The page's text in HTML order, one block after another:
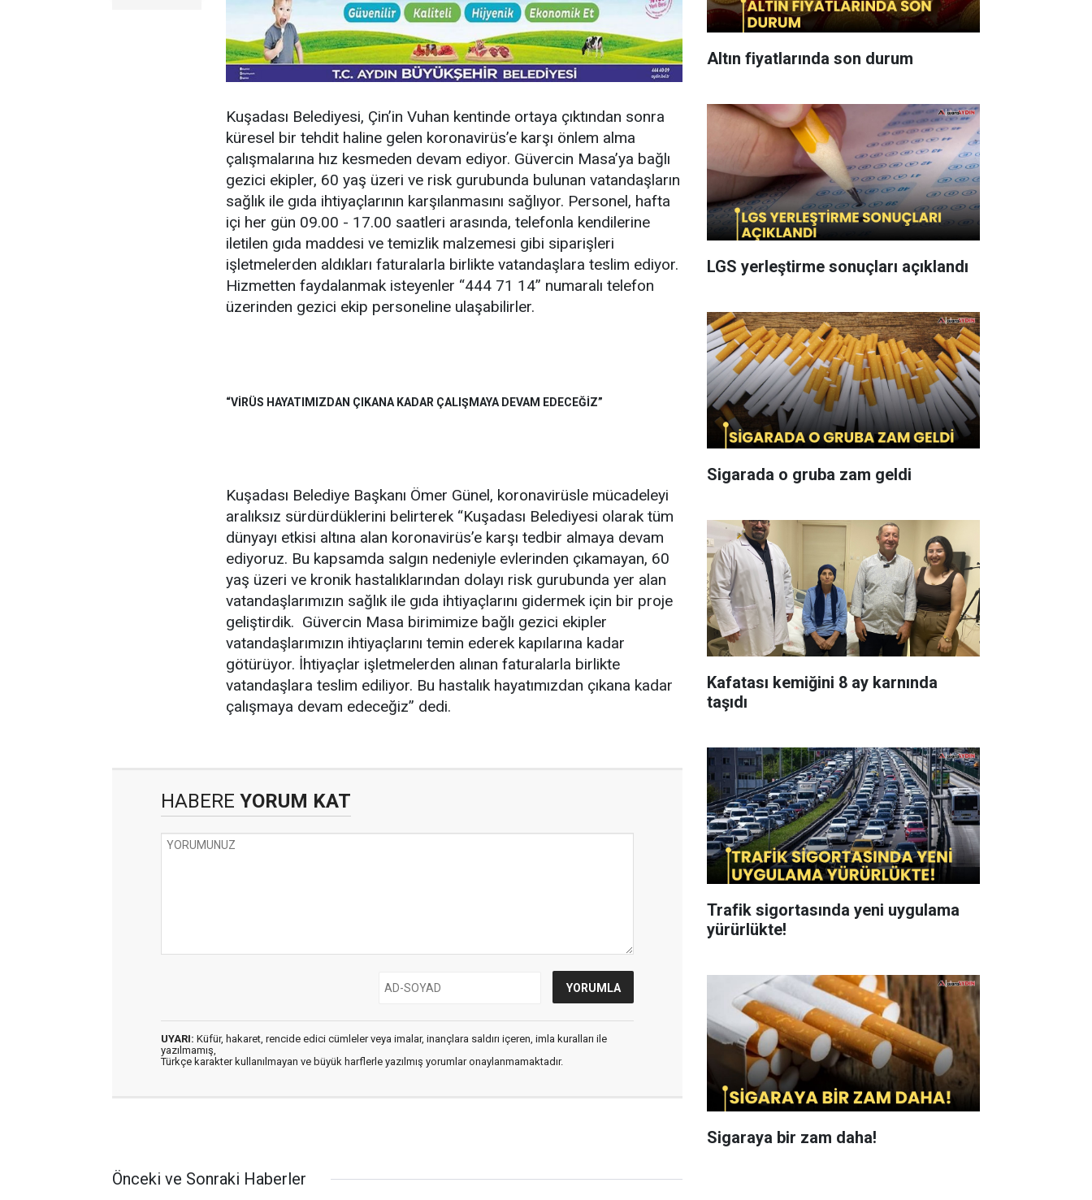
Kuşadası Belediyesi, Çin’in Vuhan kentinde ortaya çıktından sonra
küresel bir tehdit haline gelen koronavirüs’e karşı önlem alma
çalışmalarına hız kesmeden devam ediyor. Güvercin Masa’ya bağlı
gezici ekipler, 60 yaş üzeri ve risk gurubunda bulunan vatandaşların
sağlık ile gıda ihtiyaçlarının karşılanmasını sağlıyor. Personel, hafta
içi her gün 09.00 - 17.00 saatleri arasında, telefonla kendilerine
iletilen gıda maddesi ve temizlik malzemesi gibi siparişleri
işletmelerden aldıkları faturalarla birlikte vatandaşlara teslim ediyor.
Hizmetten faydalanmak isteyenler “444 71 14” numaralı telefon
üzerinden gezici ekip personeline ulaşabilirler.
“VİRÜS HAYATIMIZDAN ÇIKANA KADAR ÇALIŞMAYA DEVAM EDECEĞİZ”
Kuşadası Belediye Başkanı Ömer Günel, koronavirüsle mücadeleyi
aralıksız sürdürdüklerini belirterek “Kuşadası Belediyesi olarak tüm
dünyayı etkisi altına alan koronavirüs’e karşı tedbir almaya devam
ediyoruz. Bu kapsamda salgın nedeniyle evlerinden çıkamayan, 60
yaş üzeri ve kronik hastalıklarından dolayı risk gurubunda yer alan
vatandaşlarımızın sağlık ile gıda ihtiyaçlarını gidermek için bir proje
geliştirdik. Güvercin Masa birimimize bağlı gezici ekipler
vatandaşlarımızın ihtiyaçlarını temin ederek kapılarına kadar
götürüyor. İhtiyaçlar işletmelerden alınan faturalarla birlikte
vatandaşlara teslim ediliyor. Bu hastalık hayatımızdan çıkana kadar
çalışmaya devam edeceğiz” dedi.
HABERE YORUM KAT
UYARI: Küfür, hakaret, rencide edici cümleler veya imalar, inançlara saldırı içeren, imla kuralları ile
yazılmamış,
Türkçe karakter kullanılmayan ve büyük harflerle yazılmış yorumlar onaylanmamaktadır.
Önceki ve Sonraki Haberler
Altın fiyatlarında son durum
LGS yerleştirme sonuçları açıklandı
Sigarada o gruba zam geldi
Kafatası kemiğini 8 ay karnında
taşıdı
Trafik sigortasında yeni uygulama
yürürlükte!
Sigaraya bir zam daha!